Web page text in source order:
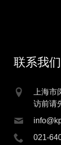
联系我们
上海
访前请
021-